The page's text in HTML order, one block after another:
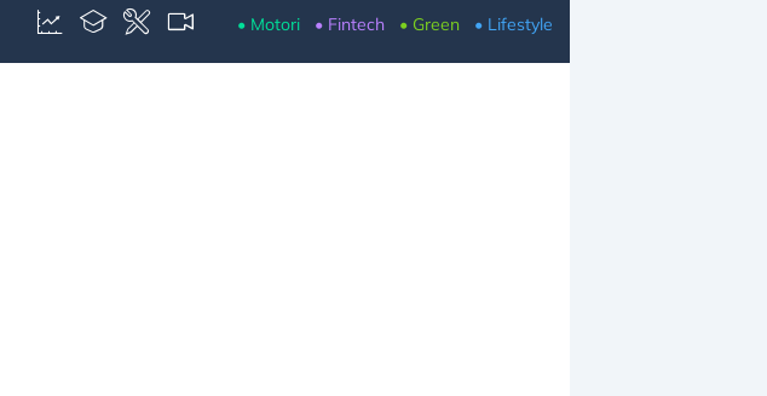
• Motori • Fintech • Green • Lifestyle